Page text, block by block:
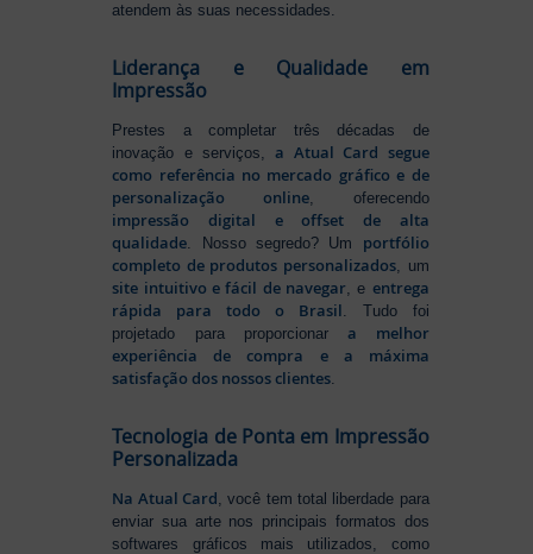
atendem às suas necessidades.
Liderança e Qualidade em
Impressão
Prestes a completar três décadas de
inovação e serviços,a Atual Card segue
como referência no mercado gráfico e de
personalização online, oferecendo
impressão digital e offset de alta
qualidade . Nosso segredo? Um portfólio
completo de produtos personalizados , um
site intuitivo e fácil de navegar , e entrega
rápida para todo o Brasil . Tudo foi
projetado para proporcionara melhor
experiência de compra e a máxima
satisfação dos nossos clientes
Tecnologia de Ponta em Impressão
Personalizada
Na Atual Card , você tem total liberdade para
enviar sua arte nos principais formatos dos
softwares gráficos mais utilizados, como